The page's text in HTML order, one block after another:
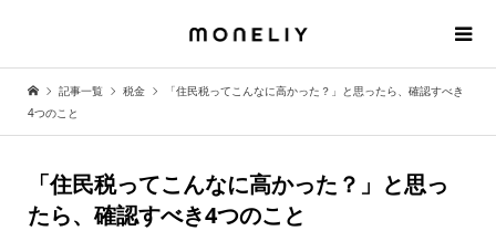
記事一覧 税金
「住民税ってこんなに高かった？」と思ったら、確認すべき
4つのこと
「住民税ってこんなに高かった？」と思っ
たら、確認すべき4つのこと